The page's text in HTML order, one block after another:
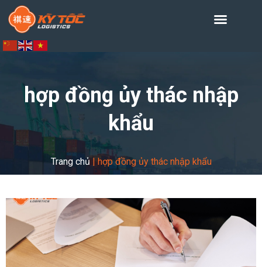
hợp đồng ủy thác nhập
khẩu
Trang chủ | hợp đồng ủy thác nhập khẩu